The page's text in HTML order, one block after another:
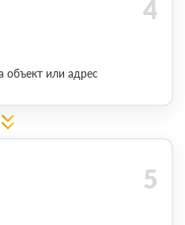
объект или адрес